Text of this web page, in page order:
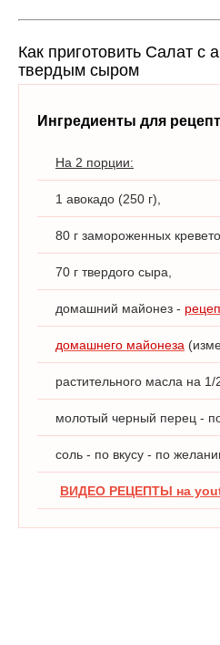
Как приготовить Салат с
твердым сыром
Ингредиенты для
На 2 порции:
1 авокадо (250 г),
80 г замороженных
70 г твердого сыра,
домашний майонез -
домашнего майонеза
растительного масла на 1/
молотый черный перец - по
соль - по вкусу - по
ВИДЕО РЕЦЕПТЫ на